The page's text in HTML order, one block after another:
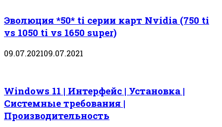
Эволюция *50* ti серии карт Nvidia (750 ti
vs 1050 ti vs 1650 super)
09.07.202109.07.2021
Windows 11 | Интерфейс | Установка |
Системные требования |
Производительность